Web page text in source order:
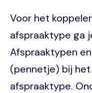
Voor het
afspraaktype ga
Afspraaktypen
(pennetje) bij
afspraaktype.